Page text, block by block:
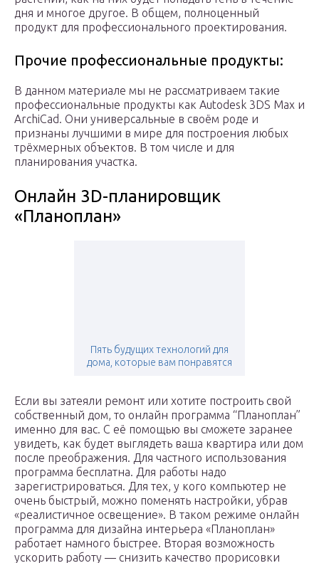
дня и многое другое. В общем, полноценный
продукт для профессионального проектирования.
Прочие профессиональные продукты:
В данном материале мы не рассматриваем такие
профессиональные продукты как Autodesk 3DS Max и
ArchiCad. Они универсальные в своём роде и
признаны лучшими в мире для построения любых
трёхмерных объектов. В том числе и для
планирования участка.
Онлайн 3D-планировщик
«Планоплан»
Пять будущих технологий для
дома, которые вам понравятся
Если вы затеяли ремонт или хотите построить свой
собственный дом, то онлайн программа “Планоплан”
именно для вас. С её помощью вы сможете заранее
увидеть, как будет выглядеть ваша квартира или дом
после преображения. Для частного использования
программа бесплатна. Для работы надо
зарегистрироваться. Для тех, у кого компьютер не
очень быстрый, можно поменять настройки, убрав
«реалистичное освещение». В таком режиме онлайн
программа для дизайна интерьера «Планоплан»
работает намного быстрее. Вторая возможность
ускорить работу — снизить качество прорисовки